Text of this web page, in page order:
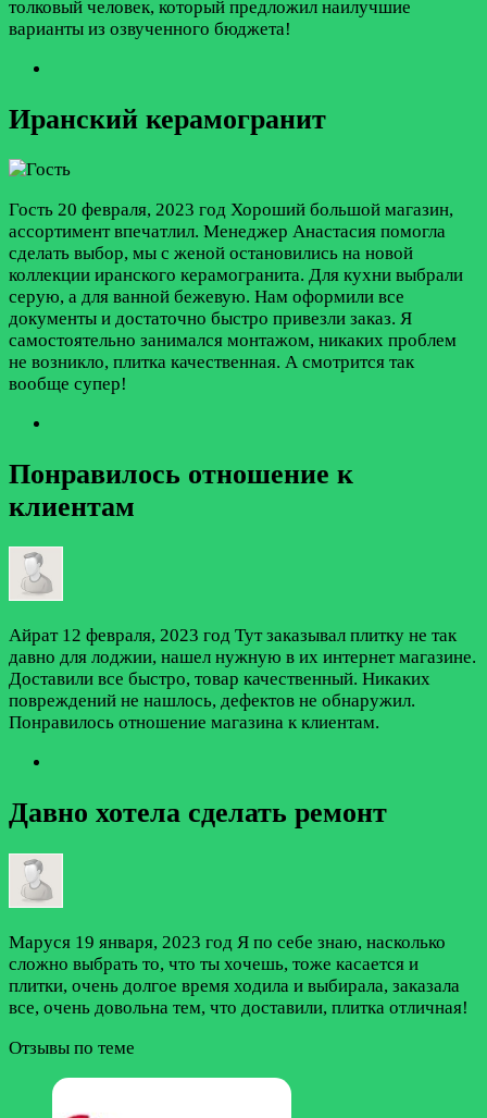
толковый человек, который предложил наилучшие
варианты из озвученного бюджета!
Иранский керамогранит
Гость 20 февраля, 2023 год Хороший большой магазин,
ассортимент впечатлил. Менеджер Анастасия помогла
сделать выбор, мы с женой остановились на новой
коллекции иранского керамогранита. Для кухни выбрали
серую, а для ванной бежевую. Нам оформили все
документы и достаточно быстро привезли заказ. Я
самостоятельно занимался монтажом, никаких проблем
не возникло, плитка качественная. А смотрится так
вообще супер!
Понравилось отношение к
клиентам
Айрат 12 февраля, 2023 год Тут заказывал плитку не так
давно для лоджии, нашел нужную в их интернет магазине.
Доставили все быстро, товар качественный. Никаких
повреждений не нашлось, дефектов не обнаружил.
Понравилось отношение магазина к клиентам.
Давно хотела сделать ремонт
Маруся 19 января, 2023 год Я по себе знаю, насколько
сложно выбрать то, что ты хочешь, тоже касается и
плитки, очень долгое время ходила и выбирала, заказала
все, очень довольна тем, что доставили, плитка отличная!
Отзывы по теме